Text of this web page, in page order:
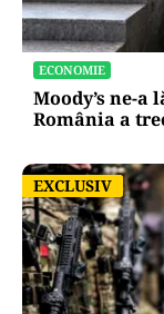
ECONOMIE
Moody’s ne-
România a
EXCLUSIV
EXCLUSIV